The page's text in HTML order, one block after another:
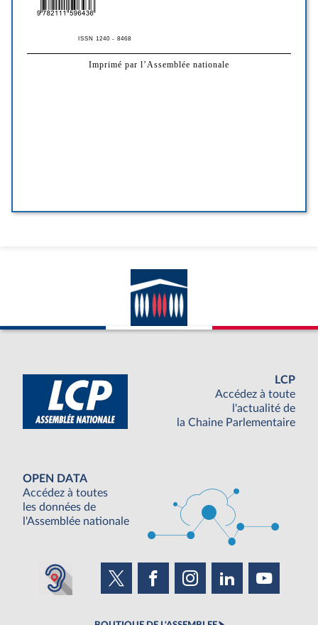
LCP
Accédez à toute
l'actualité de
la Chaine Parlementaire
OPEN DATA
Accédez à toutes
les données de
l'Assemblée nationale